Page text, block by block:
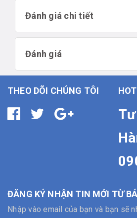
Đánh giá chi tiết
Đánh giá
THEO DÕI CHÚNG TÔI
ĐĂNG KÝ NHẬN TIN MỚI TỪ
Nhập vào email của bạn và bạn sẽ